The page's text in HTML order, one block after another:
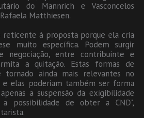
do Mannrich e Vasconcelos
Matthiesen.
reticente à proposta porque ela cria
muito específica. Podem surgir
negociação, entre contribuinte e
a quitação. Estas formas de
tornado ainda mais relevantes no
e elas poderiam também ser forma
a suspensão da exigibilidade
possibilidade de obter a CND”,